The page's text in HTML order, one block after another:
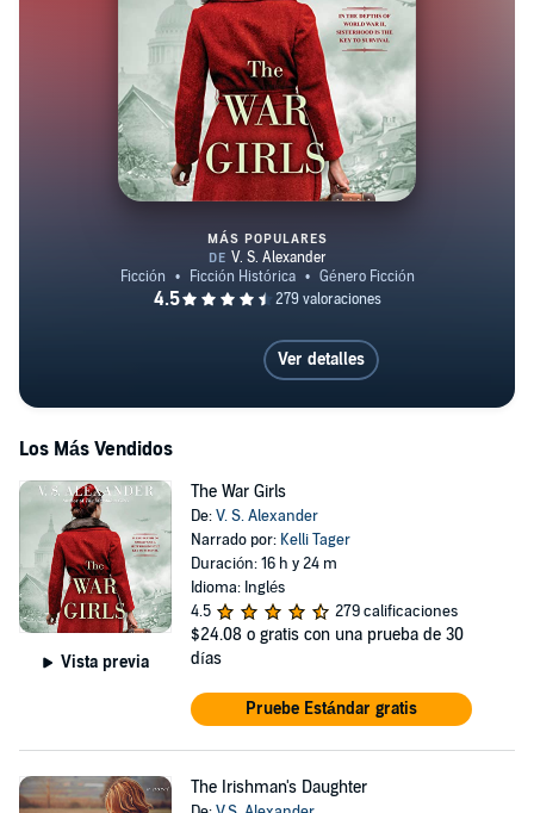
The War Girls
MÁS POPULARES
Ver detalles
Los Más Vendidos
Vista previa
The War Girls
De:V. S. Alexander
Narrado por: Kelli Tager
Duración: 16 h y 24 m
Idioma: Inglés
4.5
279 calificaciones
$24.08 o gratis con una prueba de 30
días
Pruebe Estándar gratis
The Irishman's Daughter